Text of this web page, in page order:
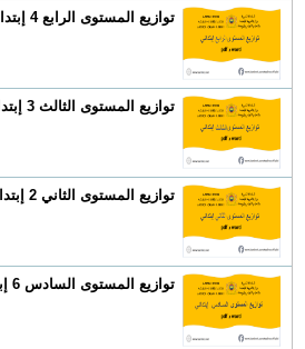
توازيع المستوى الرابع 4 إبتدائي 2025-2026 word
توازيع المستوى الثالث 3 إبتدائي 2025-2026 word
توازيع المستوى الثاني 2 إبتدائي 2025-2026 word
توازيع المستوى السادس 6 إبتدائي 2025-2026 word